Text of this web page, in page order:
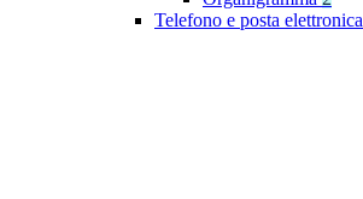
Telefono e posta elettronica